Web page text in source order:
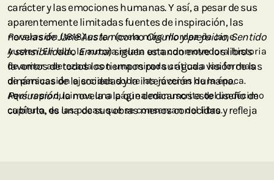
carácter y las emociones humanas. Y así, a pesar de sus
aparentemente limitadas fuentes de inspiración, las
novelas deJane Austen(comoOrgullo y prejuicio,Sentido
y sensibilidadoEmma) siguen estando entre los libros
favoritos de todos los tiempos por su aguda visión de las
dinámicas de la sociedad y la interacción humana.
Persuasión, la novela a la que dedicamos este diseño de
cubierta, es una de sus obras menos conocidas y refleja
Persuasión(1818) es la novela más mordaz de Jane
Austen. En ella, la autora relata una conmovedora historia
de amor aderezada con una mirada crítica a las formas
de persuasión ejercidas sobre las jóvenes de la época.
Aquí reproducimos una página manuscrita del undécimo
capítulo, de las pocas que se conservan del libro.